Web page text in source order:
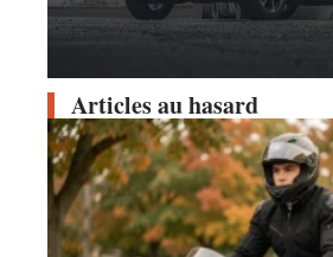
Articles au hasard